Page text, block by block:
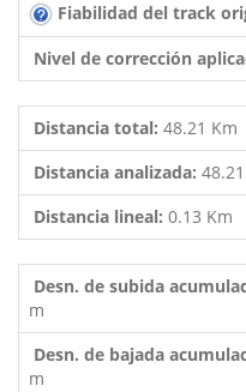
Fiabilidad del track
Nivel de corrección
Distancia total: 48.21 Km
Distancia analizada:
Distancia lineal: 0.13 Km
Desn. de subida
m
Desn. de bajada
m